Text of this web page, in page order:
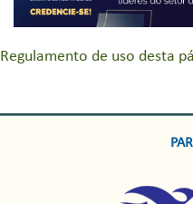
Regulamento de uso desta